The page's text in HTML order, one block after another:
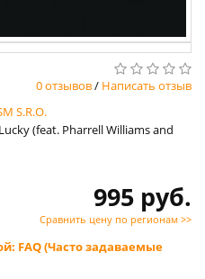
0 отзывов/ Написать отзыв
S.R.O.
(feat. Pharrell Williams and
995 руб.
Сравнить цену по регионам >>
FAQ (Часто задаваемые